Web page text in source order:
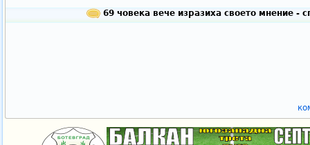
69 човека вече изразиха своето мнение -